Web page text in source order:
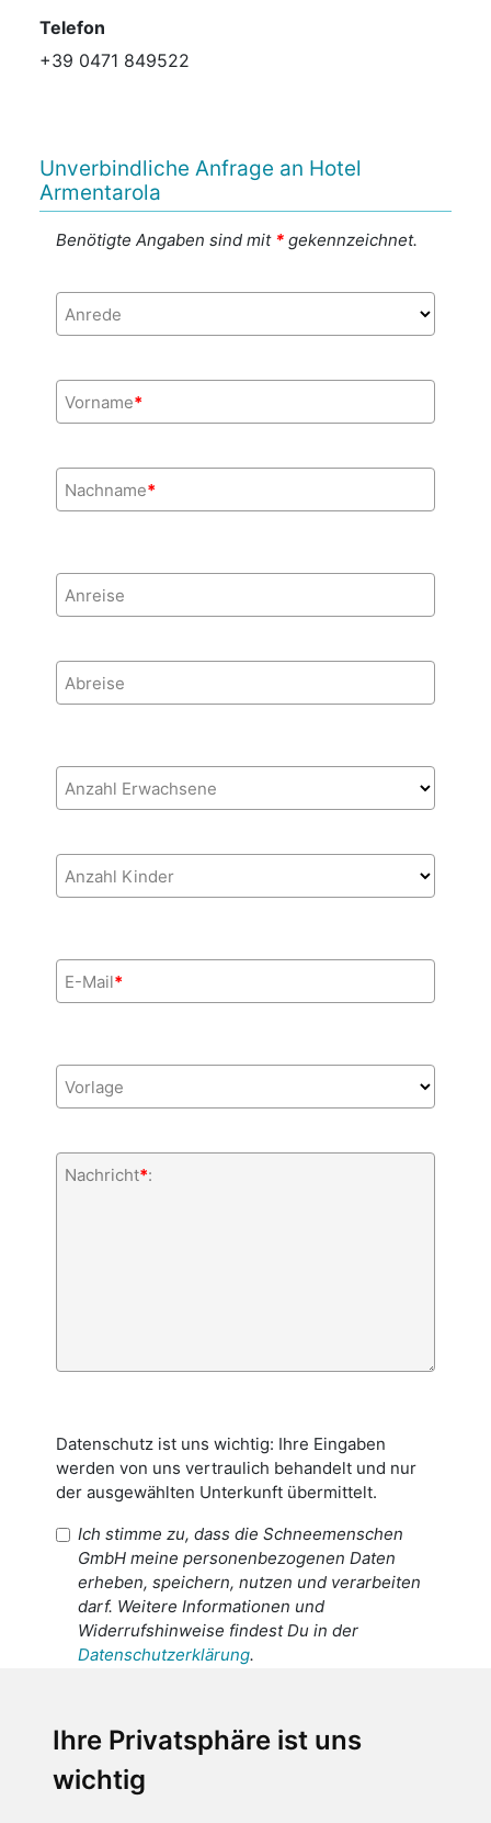
Ihre Privatsphäre ist uns
wichtig
Telefon
+39 0471 849522
Unverbindliche Anfrage an Hotel
Armentarola
Benötigte Angaben sind mit *gekennzeichnet.
Anrede
Vorname*
Nachname*
Anreise
Abreise
Anzahl Erwachsene
Anzahl Kinder
E-Mail*
Vorlage
Nachricht*:
Datenschutz ist uns wichtig: Ihre Eingaben
werden von uns vertraulich behandelt und nur
der ausgewählten Unterkunft übermittelt.
Ich stimme zu, dass die Schneemenschen
GmbH meine personenbezogenen Daten
erheben, speichern, nutzen und verarbeiten
darf. Weitere Informationen und
Widerrufshinweise findest Du in der
Datenschutzerklärung.
personenbezogenen Daten an den
Empfänger dieser Nachricht weitergeleitet
werden dürfen. Weitere Informationen und
Widerrufshinweise findest Du in der